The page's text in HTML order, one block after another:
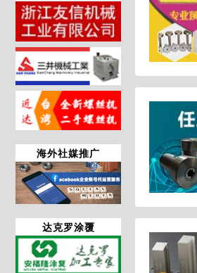
海外社媒推广
达克罗涂覆